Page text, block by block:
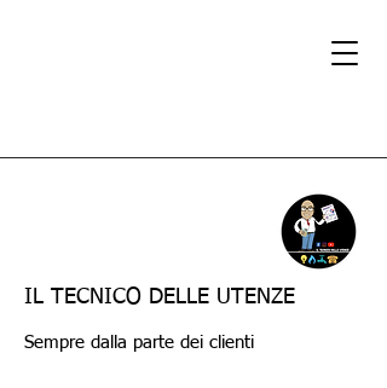
IL TECNICO DELLE UTENZE
Sempre dalla parte dei clienti